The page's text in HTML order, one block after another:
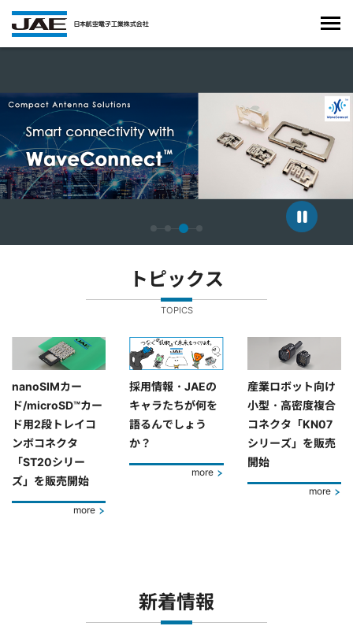
トピックス
TOPICS
nanoSIMカー
ド/microSD™カー
ド用2段トレイコ
ンボコネクタ
「ST20シリー
ズ」を販売開始
more
採用情報・JAEの
キャラたちが何を
語るんでしょう
か？
more
産業ロボット向け
小型・高密度複合
コネクタ「KN07
シリーズ」を販売
開始
more
新着情報